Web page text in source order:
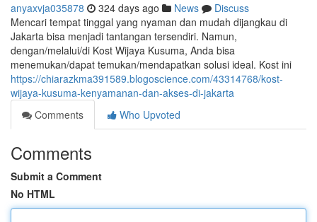
anyaxvja035878 324 days ago News
Discuss
Mencari tempat tinggal yang nyaman dan mudah dijangkau di
Jakarta bisa menjadi tantangan tersendiri. Namun,
dengan/melalui/di Kost Wijaya Kusuma, Anda bisa
menemukan/dapat temukan/mendapatkan solusi ideal. Kost ini
https://chiarazkma391589.blogoscience.com/43314768/kost-
wijaya-kusuma-kenyamanan-dan-akses-di-jakarta
Comments
Who Upvoted
Comments
Submit a Comment
No HTML